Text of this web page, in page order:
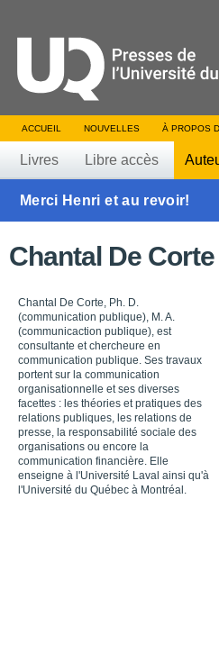
ACCUEIL NOUVELLES À PROPOS
Livres Libre accès
Merci Henri et au revoir!
Chantal De Corte
Chantal De Corte, Ph. D.
(communication publique), M. A.
(communicaction publique), est
consultante et chercheure en
communication publique. Ses travaux
portent sur la communication
organisationnelle et ses diverses
facettes : les théories et pratiques des
relations publiques, les relations de
presse, la responsabilité sociale des
organisations ou encore la
communication financière. Elle
enseigne à l'Université Laval ainsi qu'à
l'Université du Québec à Montréal.